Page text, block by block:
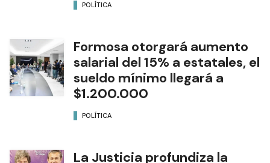
POLÍTICA
Formosa otorgará aumento
salarial del 15% a estatales, el
sueldo mínimo llegará a
$1.200.000
POLÍTICA
La Justicia profundiza la